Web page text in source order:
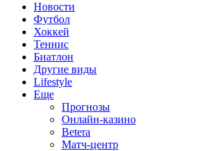
Новости
Футбол
Хоккей
Теннис
Биатлон
Другие виды
Lifestyle
Еще
Прогнозы
Онлайн-казино
Betera
Матч-центр